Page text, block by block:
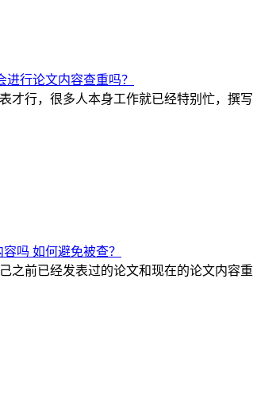
行论文内容查重吗？
才行，很多人本身工作就已经特别忙，撰
吗 如何避免被查？
之前已经发表过的论文和现在的论文内容